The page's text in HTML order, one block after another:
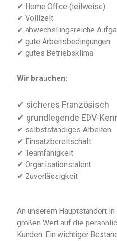
✔ Home Office (teilweise)
✔ Volllzeit
✔ abwechslungsreiche
✔ gute Arbeitsbedingungen
✔ gutes Betriebsklima
Wir brauchen:
✔ sicheres Französisch
✔ grundlegende EDV-
✔ selbstständiges Arbeiten
✔ Einsatzbereitschaft
✔ Teamfähigkeit
✔ Organisationstalent
✔ Zuverlässigkeit
An unserem Hauptstandort
großen Wert auf die
Kunden. Ein wichtiger